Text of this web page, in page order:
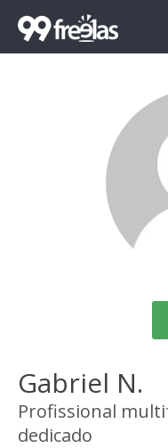
Gabriel N.
Profissional
dedicado